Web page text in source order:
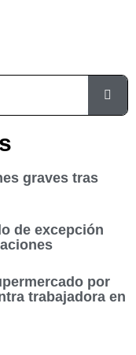
graves tras
de excepción
por
trabajadora en